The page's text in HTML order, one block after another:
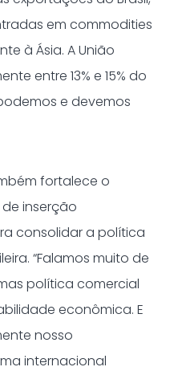
em commodities
à Ásia. A União
entre 13% e 15% do
e devemos
fortalece o
inserção
consolidar a política
“Falamos muito de
política comercial
econômica. E
nosso
internacional